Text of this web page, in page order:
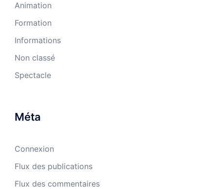
Animation
Formation
Informations
Non classé
Spectacle
Méta
Connexion
Flux des publications
Flux des commentaires